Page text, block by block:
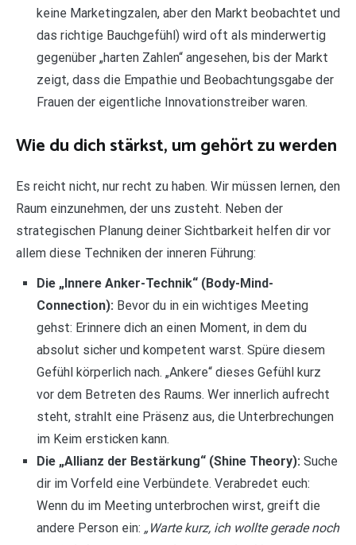
keine Marketingzalen, aber den Markt beobachtet und
das richtige Bauchgefühl) wird oft als minderwertig
gegenüber „harten Zahlen“ angesehen, bis der Markt
zeigt, dass die Empathie und Beobachtungsgabe der
Frauen der eigentliche Innovationstreiber waren.
Wie du dich stärkst, um gehört zu werden
Es reicht nicht, nur recht zu haben. Wir müssen lernen, den
Raum einzunehmen, der uns zusteht. Neben der
strategischen Planung deiner Sichtbarkeit helfen dir vor
allem diese Techniken der inneren Führung:
Die „Innere Anker-Technik“ (Body-Mind-
Connection): Bevor du in ein wichtiges Meeting
gehst: Erinnere dich an einen Moment, in dem du
absolut sicher und kompetent warst. Spüre diesem
Gefühl körperlich nach. „Ankere“ dieses Gefühl kurz
vor dem Betreten des Raums. Wer innerlich aufrecht
steht, strahlt eine Präsenz aus, die Unterbrechungen
im Keim ersticken kann.
Die „Allianz der Bestärkung“ (Shine Theory): Suche
dir im Vorfeld eine Verbündete. Verabredet euch:
Wenn du im Meeting unterbrochen wirst, greift die
andere Person ein: „Warte kurz, ich wollte gerade noch